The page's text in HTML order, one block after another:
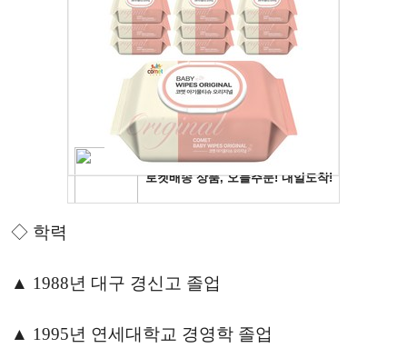
◇ 학력
▲ 1988년 대구 경신고 졸업
▲ 1995년 연세대학교 경영학 졸업